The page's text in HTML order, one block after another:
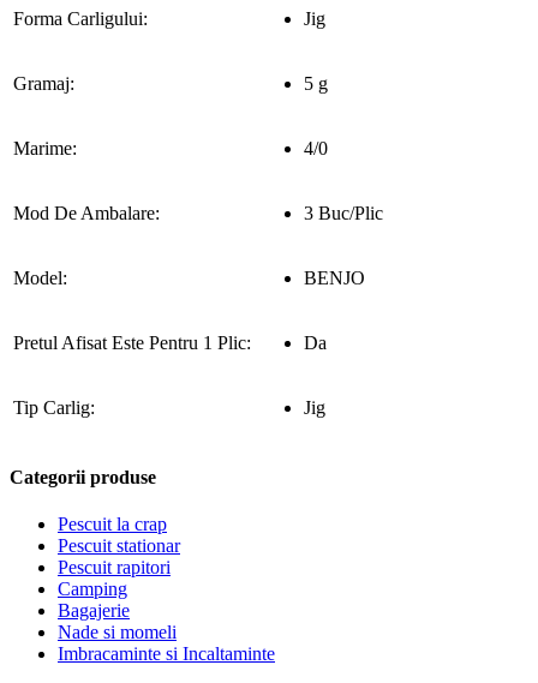
Forma Carligului: Jig
Gramaj: 5 g
Marime: 4/0
Mod De Ambalare: 3 Buc/Plic
Model: BENJO
Pretul Afisat Este Pentru 1 Plic: Da
Tip Carlig: Jig
Categorii produse
Pescuit la crap
Pescuit stationar
Pescuit rapitori
Camping
Bagajerie
Nade si momeli
Imbracaminte si Incaltaminte